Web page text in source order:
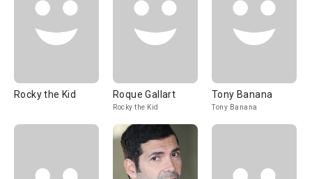
Rocky the Kid Roque Gallart
Rocky the Kid
Tony Banana
Tony Banana